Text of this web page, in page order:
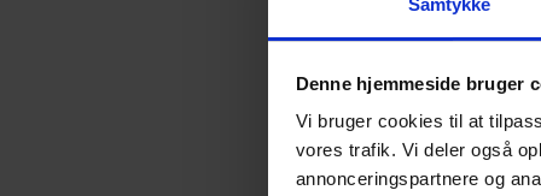
Samtykke
Denne hjemmeside bruger
Vi bruger cookies til at
vores trafik. Vi deler også
annonceringspartnere og
gælde
skærmes fra politiske